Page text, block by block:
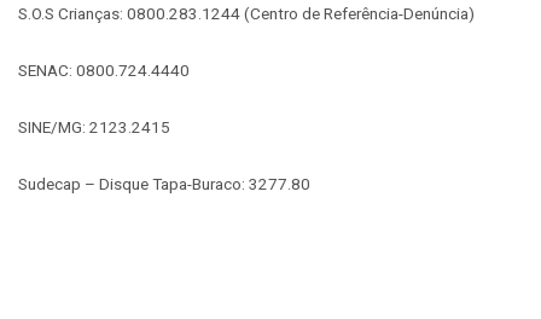
S.O.S Crianças: 0800.283.1244 (Centro de Referência-Denúncia)
SENAC: 0800.724.4440
SINE/MG: 2123.2415
Sudecap – Disque Tapa-Buraco: 3277.80